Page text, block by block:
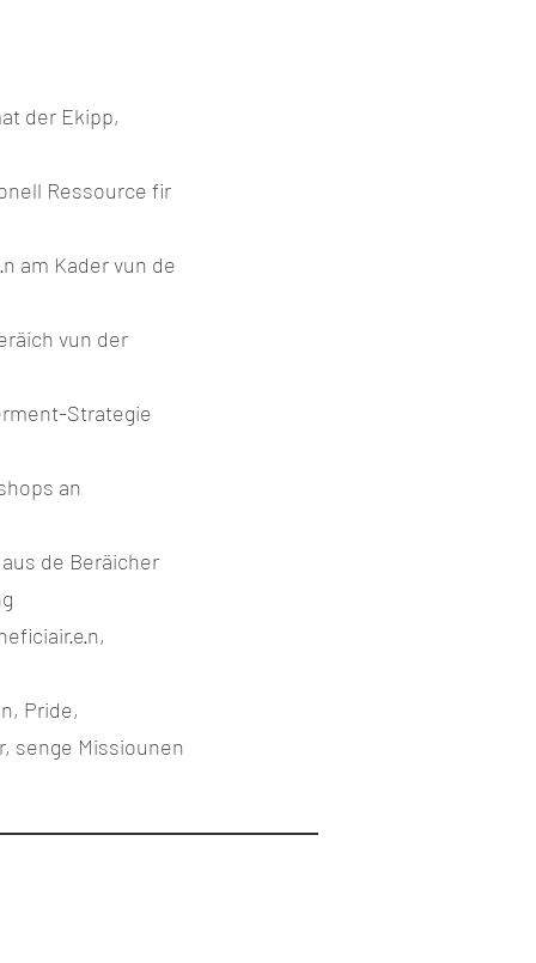
der Ekipp,
Ressource fir
am Kader vun de
vun der
Strategie
an
de Beräicher
Pride,
senge Missiounen